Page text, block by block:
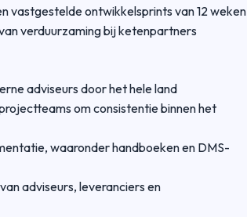
vastgestelde ontwikkelsprints van 12 weken
verduurzaming bij ketenpartners
adviseurs door het hele land
om consistentie binnen het
waaronder handboeken en DMS-
adviseurs, leveranciers en